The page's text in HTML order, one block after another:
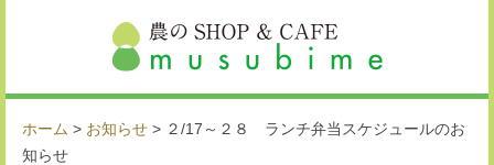
ホーム > お知らせ > ２/17～２８ ランチ弁当スケジュールのお
知らせ